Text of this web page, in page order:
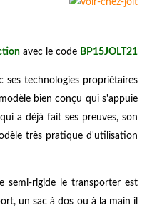
avec le code BP15JOLT21
ses technologies propriétaires
bien conçu qui s'appuie
a déjà fait ses preuves, son
très pratique d'utilisation
semi-rigide le transporter est
un sac à dos ou à la main il